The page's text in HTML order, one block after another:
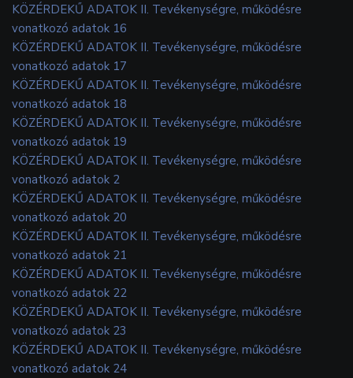
KÖZÉRDEKŰ ADATOK II. Tevékenységre, működésre
vonatkozó adatok 16
KÖZÉRDEKŰ ADATOK II. Tevékenységre, működésre
vonatkozó adatok 17
KÖZÉRDEKŰ ADATOK II. Tevékenységre, működésre
vonatkozó adatok 18
KÖZÉRDEKŰ ADATOK II. Tevékenységre, működésre
vonatkozó adatok 19
KÖZÉRDEKŰ ADATOK II. Tevékenységre, működésre
vonatkozó adatok 2
KÖZÉRDEKŰ ADATOK II. Tevékenységre, működésre
vonatkozó adatok 20
KÖZÉRDEKŰ ADATOK II. Tevékenységre, működésre
vonatkozó adatok 21
KÖZÉRDEKŰ ADATOK II. Tevékenységre, működésre
vonatkozó adatok 22
KÖZÉRDEKŰ ADATOK II. Tevékenységre, működésre
vonatkozó adatok 23
KÖZÉRDEKŰ ADATOK II. Tevékenységre, működésre
vonatkozó adatok 24